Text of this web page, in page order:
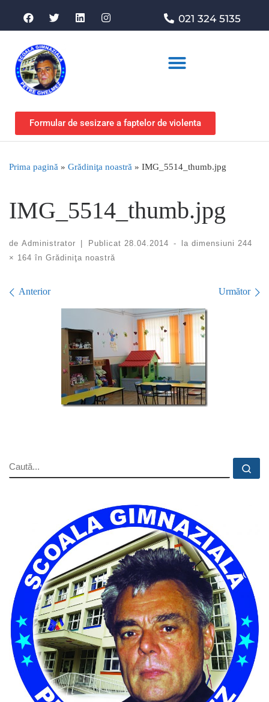
021 324 5135
Formular de sesizare a faptelor de violenta
Prima pagină » Grădiniţa noastră » IMG_5514_thumb.jpg
IMG_5514_thumb.jpg
de Administrator | Publicat 28.04.2014 - la dimensiuni 244
× 164 în Grădiniţa noastră
Navigare în imagini
Anterior Următor